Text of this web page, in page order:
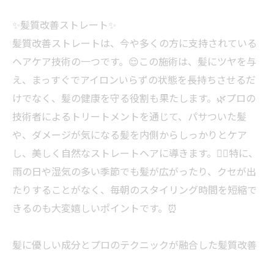
✨髪質改善ストレート✨
髪質改善ストレートは、今や多くの方に支持されている
ヘアケア技術の一つです。😌この施術は、髪にツヤを与
え、まっすぐでアイロンいらずの状態を長持ちさせるだ
けでなく、髪の健康を守る役割も果たします。🌿プロの
技術者によるトリートメントを通じて、パサついた髪
や、ダメージが気になる髪を内側からしっかりとケア
し、美しく自然なストレートヘアに導きます。💇‍♀️特に、
雨の日や湿気の多い季節でも髪が広がったり、クセが出
たりすることがなく、毎朝のスタイリング時間を短縮で
きるのも大変嬉しいポイントです。⏰
髪に優しい成分とプロのテクニックが融合した髪質改善